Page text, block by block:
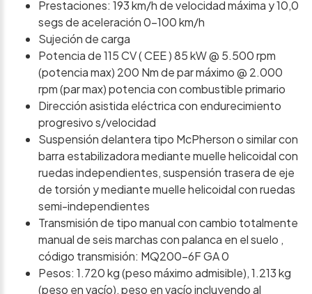
Prestaciones: 193 km/h de velocidad máxima y 10,0
segs de aceleración 0-100 km/h
Sujeción de carga
Potencia de 115 CV ( CEE ) 85 kW @ 5.500 rpm
(potencia max) 200 Nm de par máximo @ 2.000
rpm (par max) potencia con combustible primario
Dirección asistida eléctrica con endurecimiento
progresivo s/velocidad
Suspensión delantera tipo McPherson o similar con
barra estabilizadora mediante muelle helicoidal con
ruedas independientes, suspensión trasera de eje
de torsión y mediante muelle helicoidal con ruedas
semi-independientes
Transmisión de tipo manual con cambio totalmente
manual de seis marchas con palanca en el suelo ,
código transmisión: MQ200-6F GA 0
Pesos: 1.720 kg (peso máximo admisible), 1.213 kg
(peso en vacío), peso en vacío incluyendo al